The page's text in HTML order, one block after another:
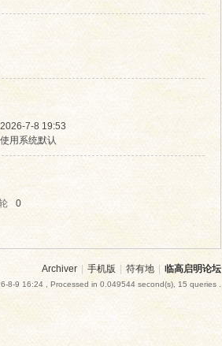
2026-7-8 19:53
使用系统默认
0
Archiver 手机版 符有地 临高启明论坛
8-9 16:24 , Processed in 0.049544 second(s), 15 queries .